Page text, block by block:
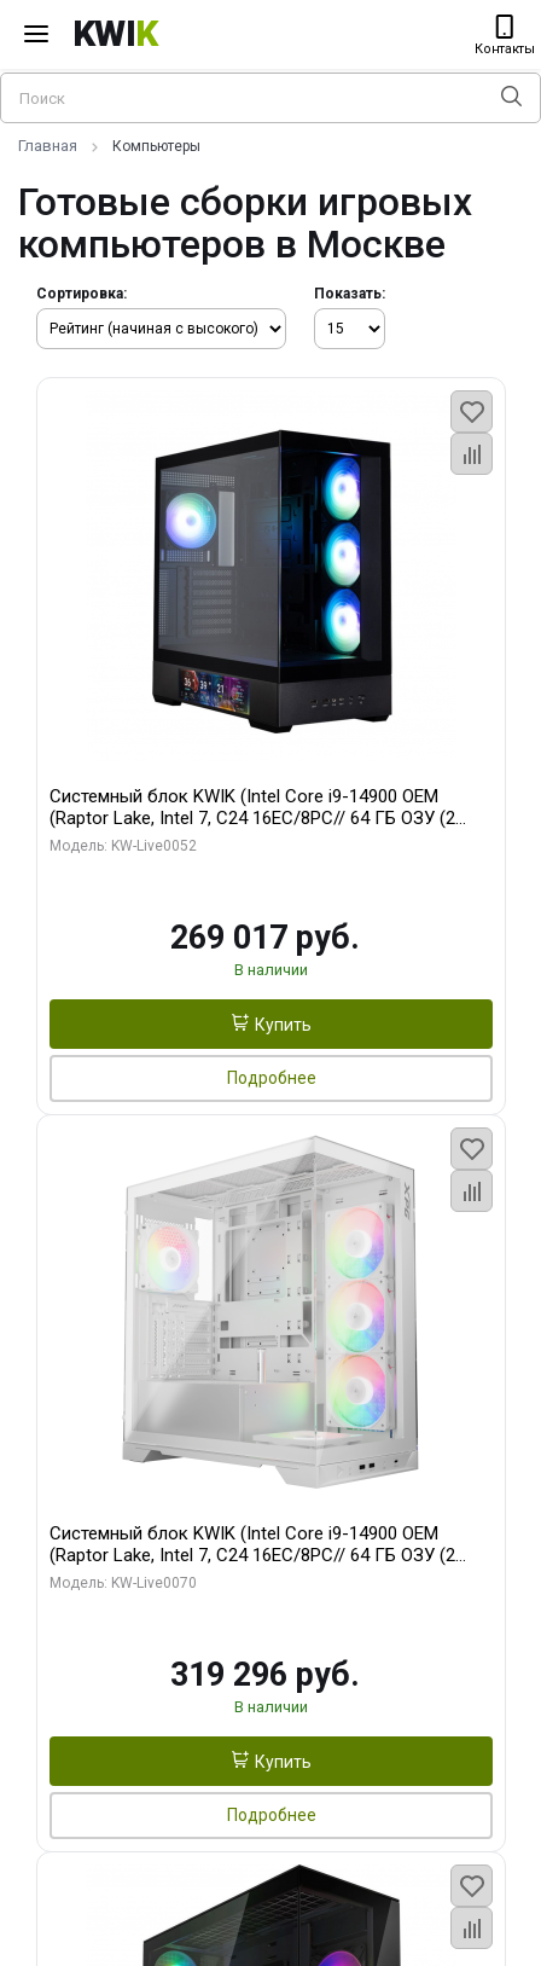
KWIK Контакты
Главная Компьютеры
Готовые сборки игровых
компьютеров в Москве
Сортировка: Показать:
Системный блок KWIK (Intel Core i9-14900 OEM
(Raptor Lake, Intel 7, C24 16EC/8PC// 64 ГБ ОЗУ (2
модуля)/ Palit RTX5080 GAMINGPRO OC 16GB GDDR7
Модель: KW-Live0052
269 017 руб.
В наличии
Купить
Подробнее
Системный блок KWIK (Intel Core i9-14900 OEM
(Raptor Lake, Intel 7, C24 16EC/8PC// 64 ГБ ОЗУ (2
модуля)/ Gigabyte RTX5080 XTREME WATERFORCE
Модель: KW-Live0070
319 296 руб.
В наличии
Купить
Подробнее